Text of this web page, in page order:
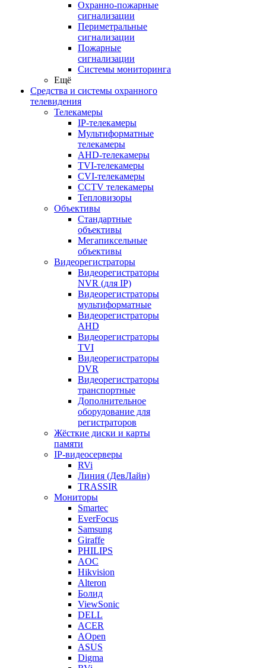
Охранно-пожарные
сигнализации
Периметральные
сигнализации
Пожарные
сигнализации
Системы мониторинга
Ещё
Средства и системы охранного
телевидения
Телекамеры
IP-телекамеры
Мультиформатные
телекамеры
AHD-телекамеры
TVI-телекамеры
CVI-телекамеры
CCTV телекамеры
Тепловизоры
Объективы
Стандартные
объективы
Мегапиксельные
объективы
Видеорегистраторы
Видеорегистраторы
NVR (для IP)
Видеорегистраторы
мультиформатные
Видеорегистраторы
AHD
Видеорегистраторы
TVI
Видеорегистраторы
DVR
Видеорегистраторы
транспортные
Дополнительное
оборудование для
регистраторов
Жёсткие диски и карты
памяти
IP-видеосерверы
RVi
Линия (ДевЛайн)
TRASSIR
Мониторы
Smartec
EverFocus
Samsung
Giraffe
PHILIPS
AOC
Hikvision
Alteron
Болид
ViewSonic
DELL
ACER
AOpen
ASUS
Digma